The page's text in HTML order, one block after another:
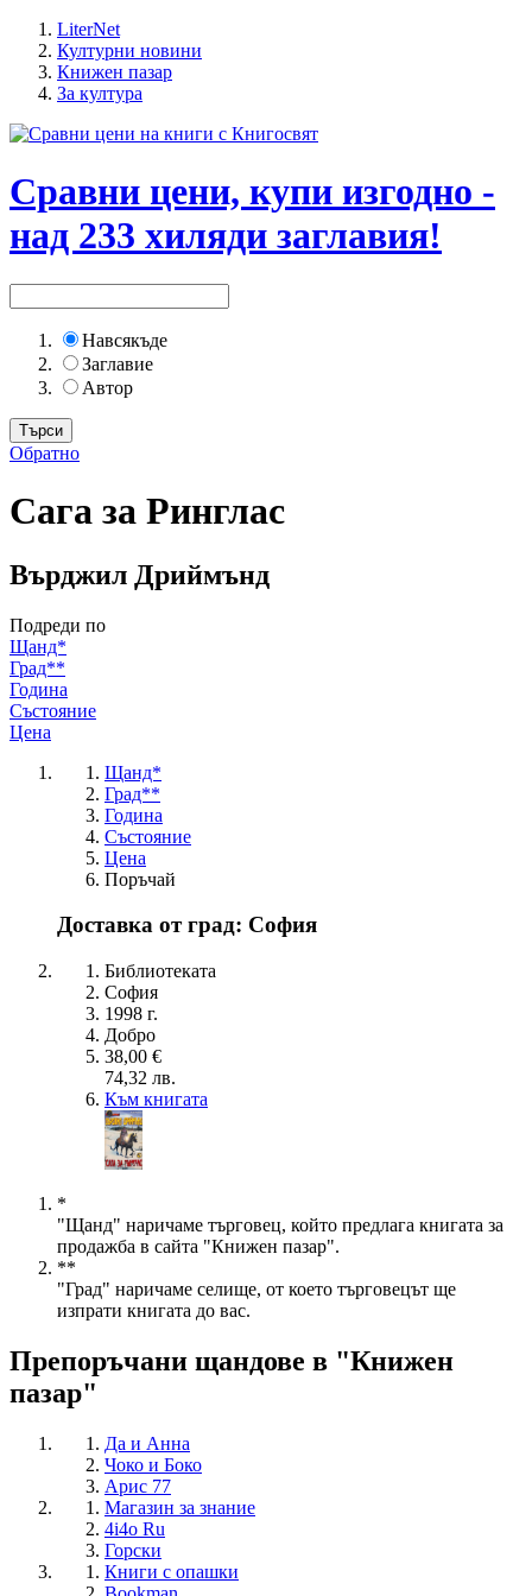
LiterNet
Културни новини
Книжен пазар
За култура
Сравни цени, купи изгодно -
над 233 хиляди заглавия!
Навсякъде
Заглавие
Автор
Обратно
Сага за Ринглас
Върджил Дриймънд
Подреди по
Щанд*
Град**
Година
Състояние
Цена
Щанд*
Град**
Година
Състояние
Цена
Поръчай
Доставка от град: София
Библиотеката
София
1998 г.
Добро
38,00 €
74,32 лв.
Към книгата
*
"Щанд" наричаме търговец, който предлага книгата за
продажба в сайта "Книжен пазар".
**
"Град" наричаме селище, от което търговецът ще
изпрати книгата до вас.
Препоръчани щандове в "Книжен
пазар"
Да и Анна
Чоко и Боко
Арис 77
Магазин за знание
4i4o Ru
Горски
Книги с опашки